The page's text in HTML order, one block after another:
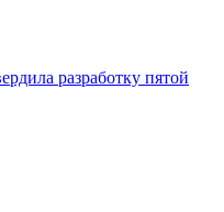
разработку пятой